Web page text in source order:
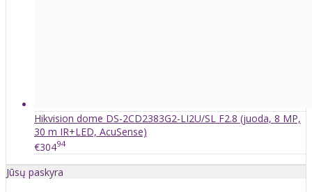
Hikvision dome DS-2CD2383G2-LI2U/SL F2.8 (juoda, 8 MP,
30 m IR+LED, AcuSense)
€30494
Jūsų paskyra